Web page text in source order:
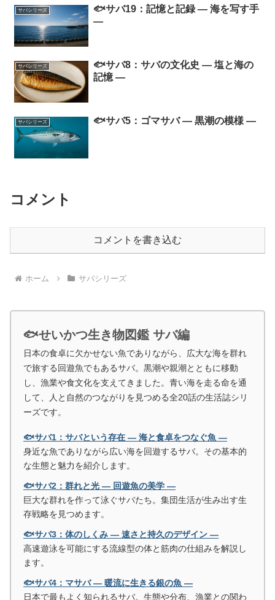
サバシリーズ
🐟サバ19：記憶と記録 ― 海を写す手
―
サバシリーズ
🐟サバ8：サバの文化史 ― 塩と海の
記憶 ―
サバシリーズ 🐟サバ5：ゴマサバ ― 黒潮の模様 ―
コメント
コメントを書き込む
ホーム サバシリーズ
🐟せいかつ生き物図鑑 サバ編
日本の食卓に欠かせない魚でありながら、広大な海を群れ
で旅する回遊魚でもあるサバ。黒潮や親潮とともに移動
し、漁業や食文化を支えてきました。青い海を走る命を通
して、人と自然のつながりを見つめる全20話の生活誌シリ
ーズです。
🐟サバ1：サバという存在 ― 海と食卓をつなぐ魚 ―
身近な魚でありながら広い海を回遊するサバ。その基本的
な生態と魅力を紹介します。
🐟サバ2：群れと光 ― 回遊魚の美学 ―
巨大な群れを作って泳ぐサバたち。集団生活が生み出す生
存戦略を見つめます。
🐟サバ3：体のしくみ ― 速さと持久のデザイン ―
高速遊泳を可能にする流線型の体と筋肉の仕組みを解説し
ます。
🐟サバ4：マサバ ― 暖流に生きる銀の魚 ―
日本で最もよく知られるサバ。生態や分布、漁業との関わ